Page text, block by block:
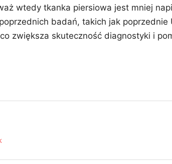
wtedy tkanka piersiowa jest mniej
badań, takich jak
zwiększa skuteczność diagnostyki i